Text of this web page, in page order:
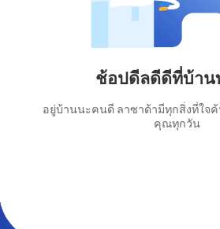
ช้อปดีลดีดีที่บ้าน
อยู่บ้านนะคนดี ลาซาด้ามีทุกสิ่งที่ใจ
คุณทุกวัน